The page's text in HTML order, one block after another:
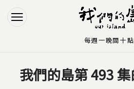
Jump to
Jump to Main
您在這裡
我們的島第 493
每週一晚間十點